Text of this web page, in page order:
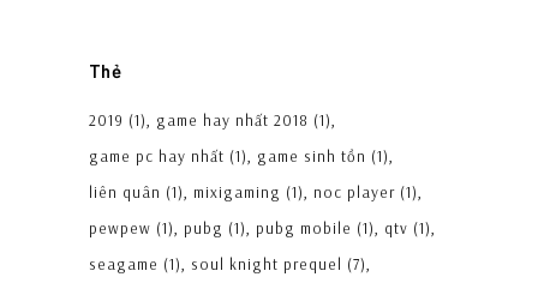
Thẻ
2019 (1) game hay nhất 2018 (1)
game pc hay nhất (1) game sinh tồn (1)
liên quân (1) mixigaming (1) noc player (1)
pewpew (1) pubg (1) pubg mobile (1) qtv (1)
seagame (1) soul knight prequel (7)